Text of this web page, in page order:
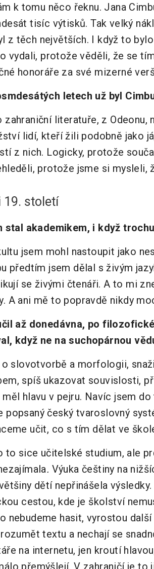
k tomu něco řeknu. Jana
tisíc výtisků. Tak velký
z těch největších. I když to
vydali, protože věděli, že se
honoráře za své mizerné
letech už byl
zahraniční literatuře, z
lidí, kteří žili podobně jako
z nich. Logicky, protože
protože jsme si mysleli,
19. století
stal akademikem, i když
jsem mohl nastoupit jako
předtím jsem dělal s živým
se živými čtenáři. A to mi
A ani mě to popravdě nikdy
až donedávna, po
když ne na suchopárnou
o slovotvorbě a morfologii,
spíš ukazovat souvislosti,
hlavu v pejru. Navíc jsem
popsaný český tvaroslovný
učit, co s tím dělat ve
to sice učitelské studium, ale
. Výuka češtiny na
dětí nepřinášela
cestou, kde je školství
nebudeme hasit, vyrostou
textu a nechají se
na internetu, jen kroutí
přemýšlejí. V zahraničí je to